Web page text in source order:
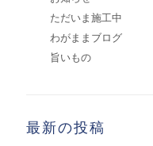
ただいま施工中
わがままブログ
旨いもの
最新の投稿